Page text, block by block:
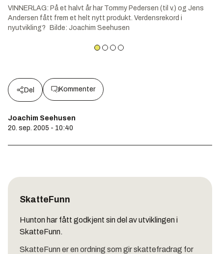
VINNERLAG: På et halvt år har Tommy Pedersen (til v.) og Jens
Andersen fått frem et helt nytt produkt. Verdensrekord i
nyutvikling? Bilde: Joachim Seehusen
Del Kommenter
Joachim Seehusen
20. sep. 2005 - 10:40
SkatteFunn
Hunton har fått godkjent sin del av utviklingen i
SkatteFunn.
SkatteFunn er en ordning som gir skattefradrag for